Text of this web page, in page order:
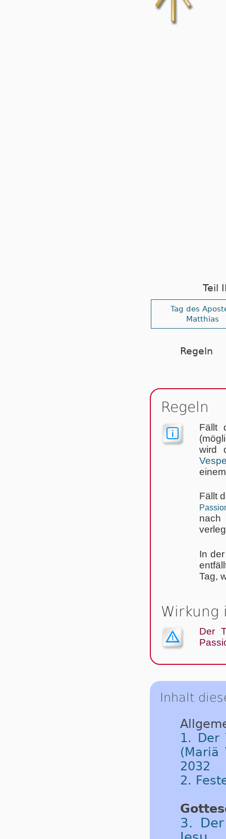
Teil
Tag des
Matthias
Regeln
Regeln
Fällt
wird
Fällt
In
Tag,
Wirkung
Der
Inhalt
1. Der
(Mariä
2032
2.
3.